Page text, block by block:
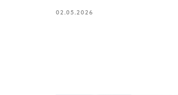
02.05.2026